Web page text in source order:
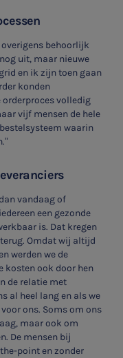
behoorlijk
uit, maar nieuwe
en ik zijn toen gaan
konden
volledig
vijf mensen de hele
waarin
vandaag of
een gezonde
is. Dat kregen
Omdat wij altijd
werden we de
kosten ook door hen
de relatie met
al heel lang en als we
ons. Soms om ons
maar ook om
De mensen bij
point en zonder